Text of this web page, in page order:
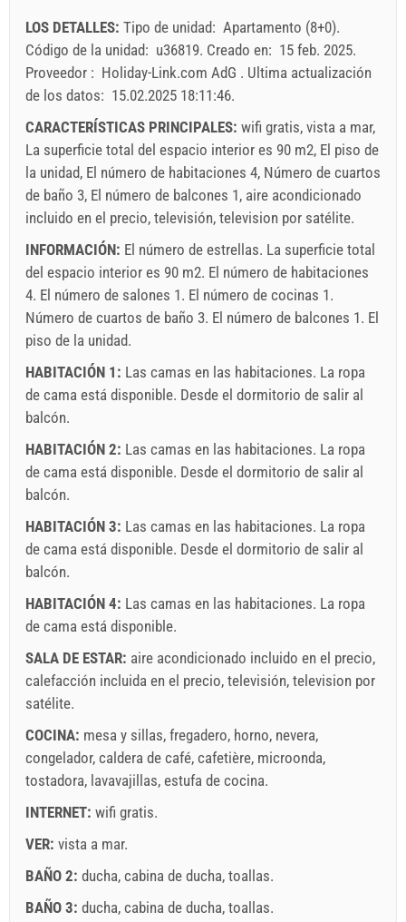
LOS DETALLES: Tipo de unidad: Apartamento (8+0).
Código de la unidad: u36819. Creado en: 15 feb. 2025.
Proveedor : Holiday-Link.com AdG . Ultima actualización
de los datos: 15.02.2025 18:11:46.
CARACTERÍSTICAS PRINCIPALES: wifi gratis, vista a mar,
La superficie total del espacio interior es 90 m2, El piso de
la unidad, El número de habitaciones 4, Número de cuartos
de baño 3, El número de balcones 1, aire acondicionado
incluido en el precio, televisión, television por satélite.
INFORMACIÓN: El número de estrellas. La superficie total
del espacio interior es 90 m2. El número de habitaciones
4. El número de salones 1. El número de cocinas 1.
Número de cuartos de baño 3. El número de balcones 1. El
piso de la unidad.
HABITACIÓN 1: Las camas en las habitaciones. La ropa
de cama está disponible. Desde el dormitorio de salir al
balcón.
HABITACIÓN 2: Las camas en las habitaciones. La ropa
de cama está disponible. Desde el dormitorio de salir al
balcón.
HABITACIÓN 3: Las camas en las habitaciones. La ropa
de cama está disponible. Desde el dormitorio de salir al
balcón.
HABITACIÓN 4: Las camas en las habitaciones. La ropa
de cama está disponible.
SALA DE ESTAR: aire acondicionado incluido en el precio,
calefacción incluida en el precio, televisión, television por
satélite.
COCINA: mesa y sillas, fregadero, horno, nevera,
congelador, caldera de café, cafetière, microonda,
tostadora, lavavajillas, estufa de cocina.
INTERNET: wifi gratis.
VER: vista a mar.
BAÑO 2: ducha, cabina de ducha, toallas.
BAÑO 3: ducha, cabina de ducha, toallas.